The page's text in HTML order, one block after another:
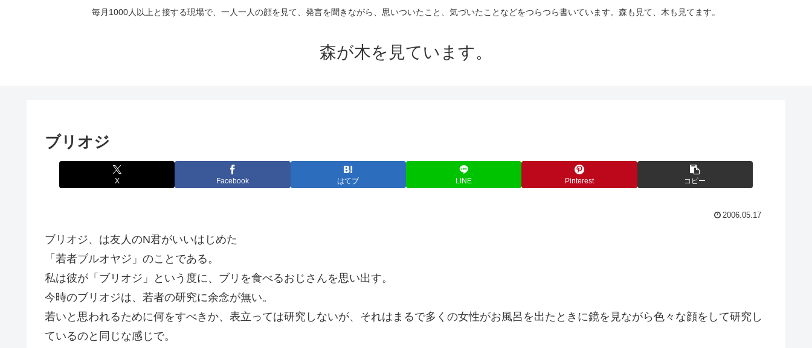
毎月1000人以上と接する現場で、一人一人の顔を見て、発言を聞きながら、思いついたこと、気づいたことなどをつらつら書いています。森も見て、木も見てます。
森が木を見ています。
ブリオジ
X Facebook はてブ LINE Pinterest コピー
2006.05.17
ブリオジ、は友人のN君がいいはじめた
「若者ブルオヤジ」のことである。
私は彼が「ブリオジ」という度に、ブリを食べるおじさんを思い出す。
今時のブリオジは、若者の研究に余念が無い。
若いと思われるために何をすべきか、表立っては研究しないが、それはまるで多くの女性がお風呂を出たときに鏡を見ながら色々な顔をして研究し
ているのと同じな感じで。